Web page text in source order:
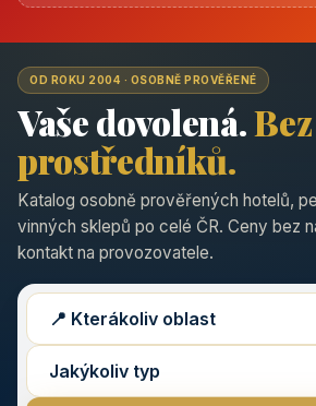
OD ROKU 2004 · OSOBNĚ PROVĚŘENÉ
Vaše dovolená.Bez
prostředníků.
Katalog osobně prověřených hotelů,
vinných sklepů po celé ČR. Ceny bez
kontakt na provozovatele.